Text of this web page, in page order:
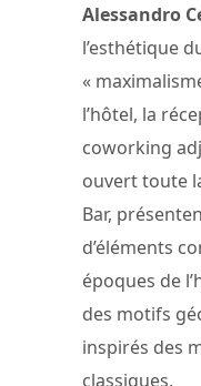
Alessandro
l’esthétique
«
l’hôtel, la
coworking
ouvert toute
Bar,
d’éléments
époques de
des motifs
inspirés des
classiques.